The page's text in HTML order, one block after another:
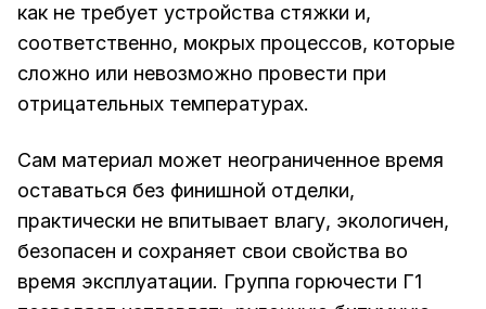
как не требует устройства стяжки и,
соответственно, мокрых процессов, которые
сложно или невозможно провести при
отрицательных температурах.
Сам материал может неограниченное время
оставаться без финишной отделки,
практически не впитывает влагу, экологичен,
безопасен и сохраняет свои свойства во
время эксплуатации. Группа горючести Г1